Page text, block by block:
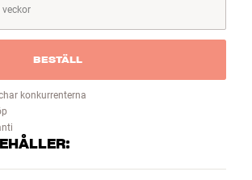
veckor
BESTÄLL
konkurrenterna